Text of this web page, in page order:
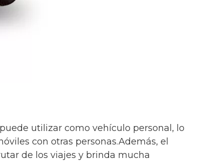
utilizar como vehículo personal, lo
con otras personas.Además, el
de los viajes y brinda mucha